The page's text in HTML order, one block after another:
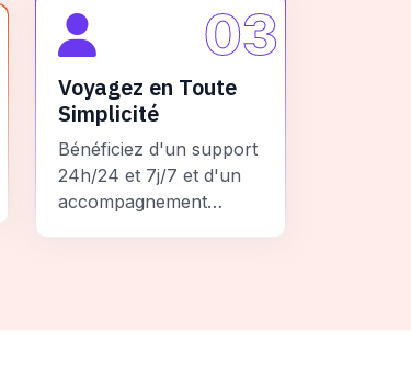
03
Voyagez en Toute
Simplicité
Bénéficiez d'un support
24h/24 et 7j/7 et d'un
accompagnement